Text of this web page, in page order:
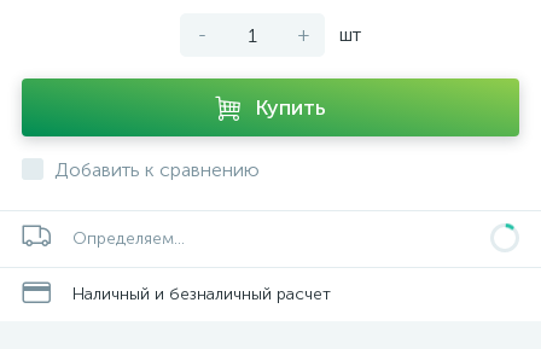
- + шт
Купить
Добавить к сравнению
Определяем...
Наличный и безналичный расчет